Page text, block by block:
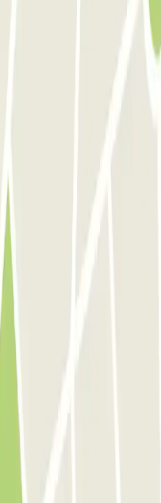
in Madrid
de Portugal EMT
Parkeren in Rome